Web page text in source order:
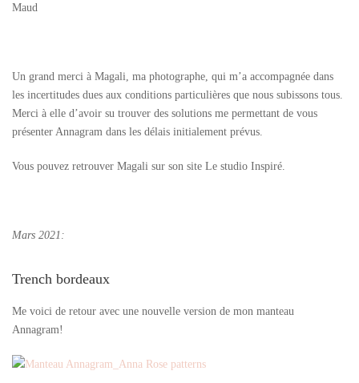
Maud
Un grand merci à Magali, ma photographe, qui m’a accompagnée dans
les incertitudes dues aux conditions particulières que nous subissons tous.
Merci à elle d’avoir su trouver des solutions me permettant de vous
présenter Annagram dans les délais initialement prévus.
Vous pouvez retrouver Magali sur son site Le studio Inspiré.
Mars 2021:
Trench bordeaux
Me voici de retour avec une nouvelle version de mon manteau
Annagram!